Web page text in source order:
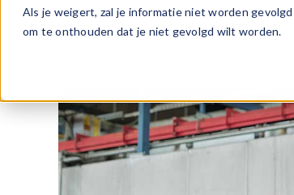
Als je weigert, zal je informatie niet worden
om te onthouden dat je niet gevolgd wilt worden.